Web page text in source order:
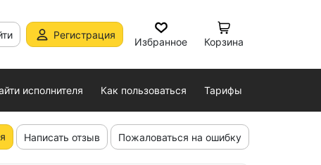
Регистрация
Избранное Корзина
исполнителя Как пользоваться Тарифы
Написать отзыв Пожаловаться на ошибку